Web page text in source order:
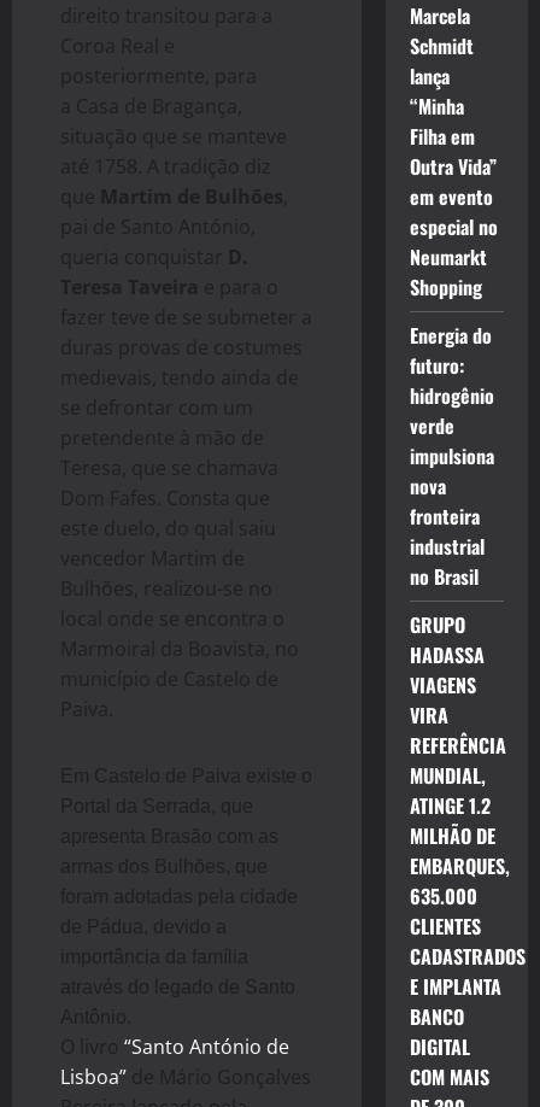
direito transitou para a
Coroa Real e
posteriormente, para
a Casa de Bragança,
situação que se manteve
até 1758. A tradição diz
que Martim de Bulhões
pai de Santo António,
queria conquistar D.
Teresa Taveira e para o
fazer teve de se submeter a
duras provas de costumes
medievais, tendo ainda de
se defrontar com um
pretendente à mão de
Teresa, que se chamava
Dom Fafes. Consta que
este duelo, do qual saiu
vencedor Martim de
Bulhões, realizou-se no
local onde se encontra o
Marmoiral da Boavista, no
município de Castelo de
Paiva.
Em Castelo de Paiva existe o
Portal da Serrada, que
apresenta Brasão com as
armas dos Bulhões, que
foram adotadas pela cidade
de Pádua, devido a
importância da família
através do legado de Santo
Antônio.
O livro “Santo António de
Lisboa” de Mário Gonçalves
Marcela
Schmidt
lança
“Minha
Filha em
Outra Vida”
em evento
especial no
Neumarkt
Shopping
Energia do
futuro:
hidrogênio
verde
impulsiona
nova
fronteira
industrial
no Brasil
GRUPO
HADASSA
VIAGENS
VIRA
REFERÊNCIA
MUNDIAL,
ATINGE 1.2
MILHÃO DE
EMBARQUES,
635.000
CLIENTES
CADASTRADOS
E IMPLANTA
BANCO
DIGITAL
COM MAIS